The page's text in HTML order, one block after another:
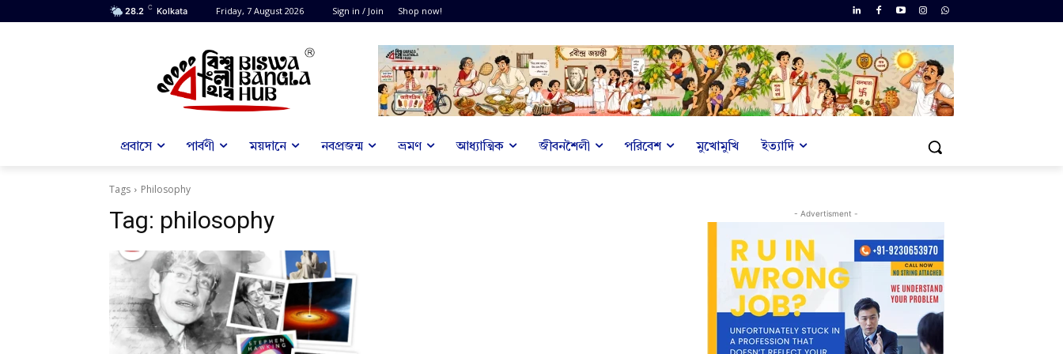
28.2 C Kolkata Friday, 7 August 2026 Sign in / Join Shop now!
প্রবাসে পার্বণী ময়দানে নবপ্রজন্ম ভ্রমণ আধ্যাত্মিক জীবনশৈলী পরিবেশ মুখোমুখি ইত্যাদি
Tags Philosophy
Tag: philosophy - Advertisment -